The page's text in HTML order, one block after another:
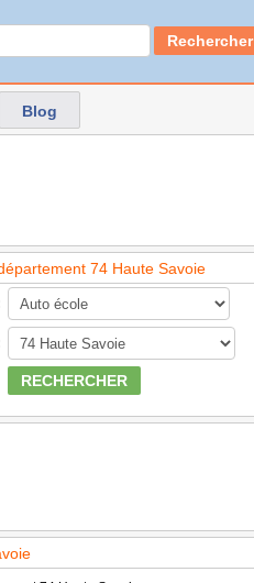
Rechercher
Blog
74 Haute Savoie
RECHERCHER